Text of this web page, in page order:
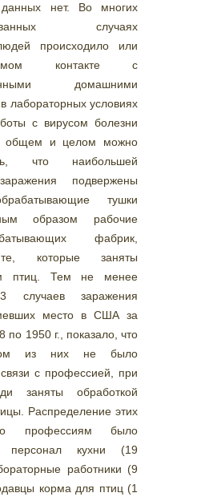
данных нет. Во многих
случаях
происходило или
контакте с
домашними
лабораторных условиях
с вирусом болезни
общем и целом можно
что наибольшей
подвержены
тушки
образом рабочие
фабрик,
которые заняты
птиц. Тем не менее
случаев заражения
место в США за
по 1950 г., показало, что
из них не было
с профессией, при
заняты обработкой
Распределение этих
профессиям было
персонал кухни (19
работники (9
корма для птиц (1